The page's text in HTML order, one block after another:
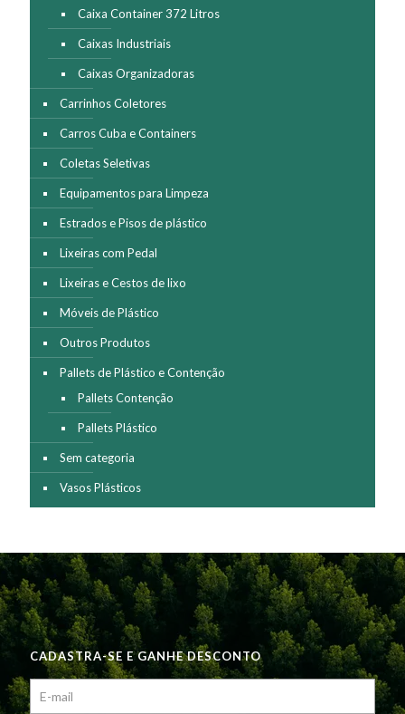
Caixa Container 372 Litros
Caixas Industriais
Caixas Organizadoras
Carrinhos Coletores
Carros Cuba e Containers
Coletas Seletivas
Equipamentos para Limpeza
Estrados e Pisos de plástico
Lixeiras com Pedal
Lixeiras e Cestos de lixo
Móveis de Plástico
Outros Produtos
Pallets de Plástico e Contenção
Pallets Contenção
Pallets Plástico
Sem categoria
Vasos Plásticos
CADASTRA-SE E GANHE DESCONTO